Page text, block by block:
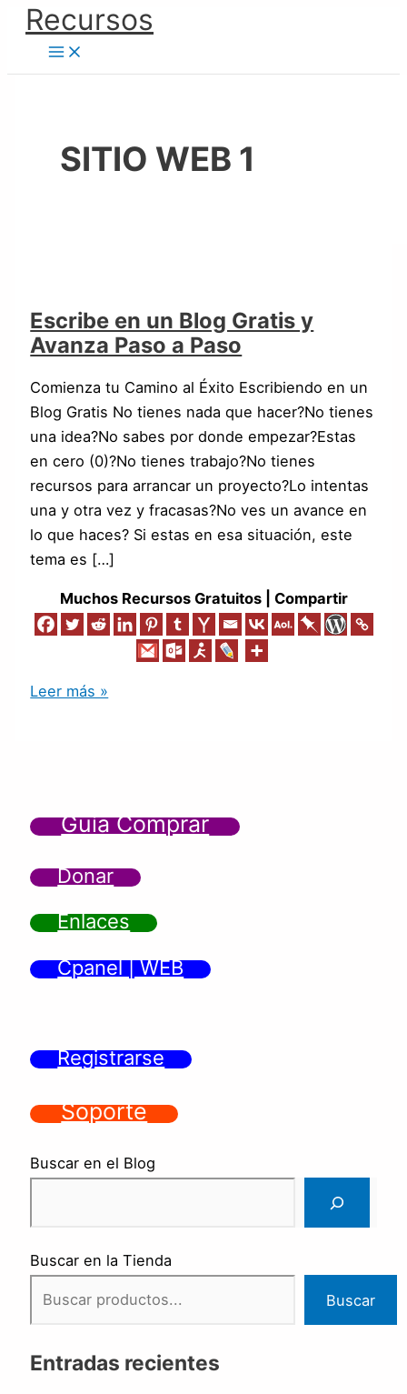
contenido
Recursos
SITIO WEB 1
Escribe en un Blog Gratis y
Avanza Paso a Paso
Comienza tu Camino al Éxito Escribiendo en un
Blog Gratis No tienes nada que hacer?No tienes
una idea?No sabes por donde empezar?Estas
en cero (0)?No tienes trabajo?No tienes
recursos para arrancar un proyecto?Lo intentas
una y otra vez y fracasas?No ves un avance en
lo que haces? Si estas en esa situación, este
tema es […]
Muchos Recursos Gratuitos | Compartir
Escribe
en
Avanza
Leer más »
Guía Comprar
Donar
Enlaces
Cpanel | WEB
Registrarse
Soporte
Buscar en el Blog
Buscar en la Tienda
Buscar
Entradas recientes